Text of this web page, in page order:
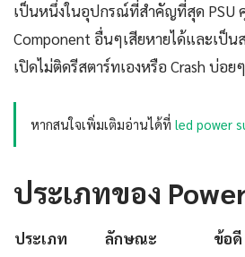
เป็นหนึ่งในอุปกรณ์ที่สำคัญที่สุด PSU
Component อื่นๆเสียหายได้และเป็
เปิดไม่ติดรีสตาร์ทเองหรือ Crash บ่อยๆ
หากสนใจเพิ่มเติมอ่านได้ที่ led power
ประเภทของ
ประเภท ลักษณะ ข้อดี